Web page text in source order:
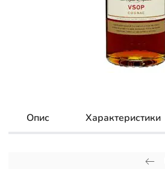
Опис Характеристики